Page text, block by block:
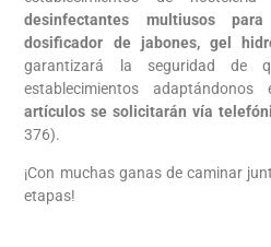
desinfectantes multiusos
dosificador de jabones, gel
garantizará la seguridad de
establecimientos
artículos se solicitarán vía
376).
¡Con muchas ganas de caminar
etapas!